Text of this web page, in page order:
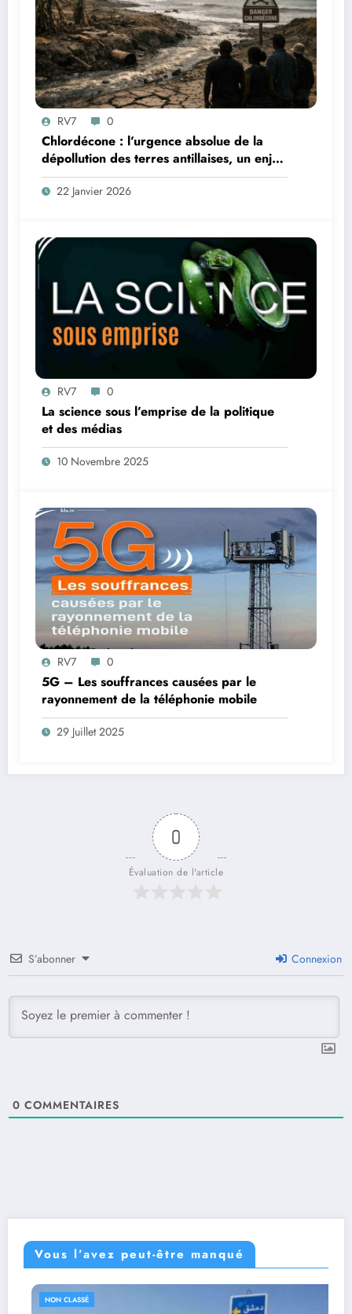
RV7 0
Chlordécone : l’urgence absolue de la
dépollution des terres antillaises, un enjeu
sanitaire, environnemental et
démocratique
22 Janvier 2026
RV7 0
La science sous l’emprise de la politique
et des médias
10 Novembre 2025
RV7 0
5G – Les souffrances causées par le
rayonnement de la téléphonie mobile
29 Juillet 2025
0
Évaluation de l'article
S’abonner Connexion
0 COMMENTAIRES
Vous l’avez peut-être manqué
NON CLASSÉ